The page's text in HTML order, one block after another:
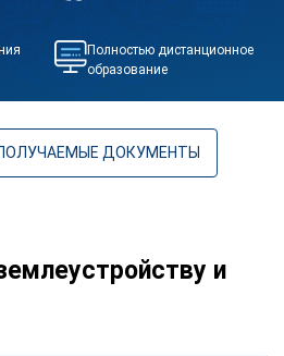
Полностью дистанционное
образование
ДОКУМЕНТЫ
и